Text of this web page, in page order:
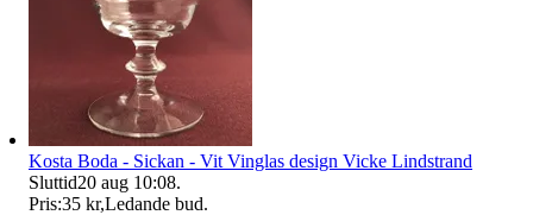
Kosta Boda - Sickan - Vit Vinglas design Vicke Lindstrand
Sluttid20 aug 10:08.
Pris:35 kr,Ledande bud.